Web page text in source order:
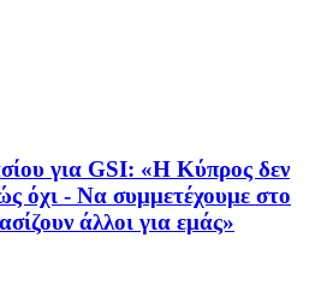
για GSI: «Η Κύπρος δεν
όχι - Να συμμετέχουμε στο
άλλοι για εμάς»